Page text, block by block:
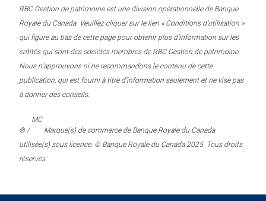
RBC Gestion de patrimoine est une division opérationnelle de Banque
Royale du Canada. Veuillez cliquer sur le lien « Conditions d’utilisation »
qui figure au bas de cette page pour obtenir plus d’information sur les
entités qui sont des sociétés membres de RBC Gestion de patrimoine.
Nous n’approuvons ni ne recommandons le contenu de cette
publication, qui est fourni à titre d’information seulement et ne vise pas
à donner des conseils.
® /
MC
Marque(s) de commerce de Banque Royale du Canada
utilisée(s) sous licence. © Banque Royale du Canada 2025. Tous droits
réservés.